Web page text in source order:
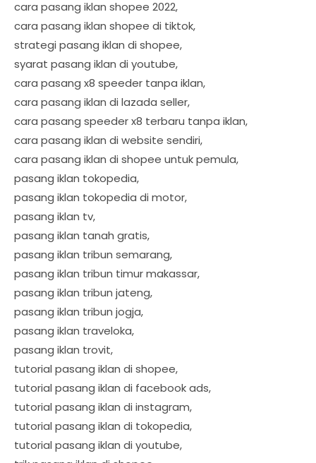
cara pasang iklan shopee 2022,
cara pasang iklan shopee di tiktok,
strategi pasang iklan di shopee,
syarat pasang iklan di youtube,
cara pasang x8 speeder tanpa iklan,
cara pasang iklan di lazada seller,
cara pasang speeder x8 terbaru tanpa iklan,
cara pasang iklan di website sendiri,
cara pasang iklan di shopee untuk pemula,
pasang iklan tokopedia,
pasang iklan tokopedia di motor,
pasang iklan tv,
pasang iklan tanah gratis,
pasang iklan tribun semarang,
pasang iklan tribun timur makassar,
pasang iklan tribun jateng,
pasang iklan tribun jogja,
pasang iklan traveloka,
pasang iklan trovit,
tutorial pasang iklan di shopee,
tutorial pasang iklan di facebook ads,
tutorial pasang iklan di instagram,
tutorial pasang iklan di tokopedia,
tutorial pasang iklan di youtube,